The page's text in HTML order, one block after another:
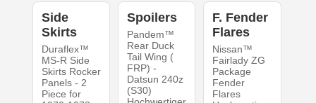
Side
Skirts
Duraflex™
MS-R Side
Skirts Rocker
Panels - 2
Piece for
Spoilers
Pandem™
Rear Duck
Tail Wing (
FRP) -
Datsun 240z
(S30)
F. Fender
Flares
Nissan™
Fairlady ZG
Package
Fender
Flares